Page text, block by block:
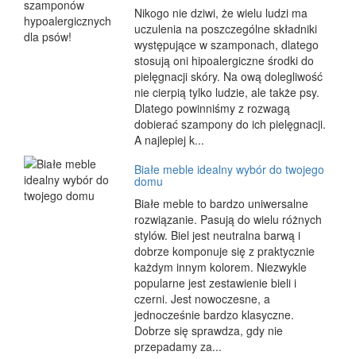
Nikogo nie dziwi, że wielu ludzi ma
uczulenia na poszczególne składniki
występujące w szamponach, dlatego
stosują oni hipoalergiczne środki do
pielęgnacji skóry. Na ową dolegliwość
nie cierpią tylko ludzie, ale także psy.
Dlatego powinniśmy z rozwagą
dobierać szampony do ich pielęgnacji.
A najlepiej k...
Białe meble idealny wybór do twojego
domu
Białe meble to bardzo uniwersalne
rozwiązanie. Pasują do wielu różnych
stylów. Biel jest neutralna barwą i
dobrze komponuje się z praktycznie
każdym innym kolorem. Niezwykle
popularne jest zestawienie bieli i
czerni. Jest nowoczesne, a
jednocześnie bardzo klasyczne.
Dobrze się sprawdza, gdy nie
przepadamy za...